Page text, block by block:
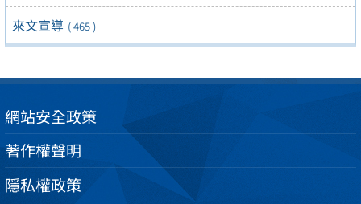
來文宣導 ( 465 )
網站安全政策
著作權聲明
隱私權政策